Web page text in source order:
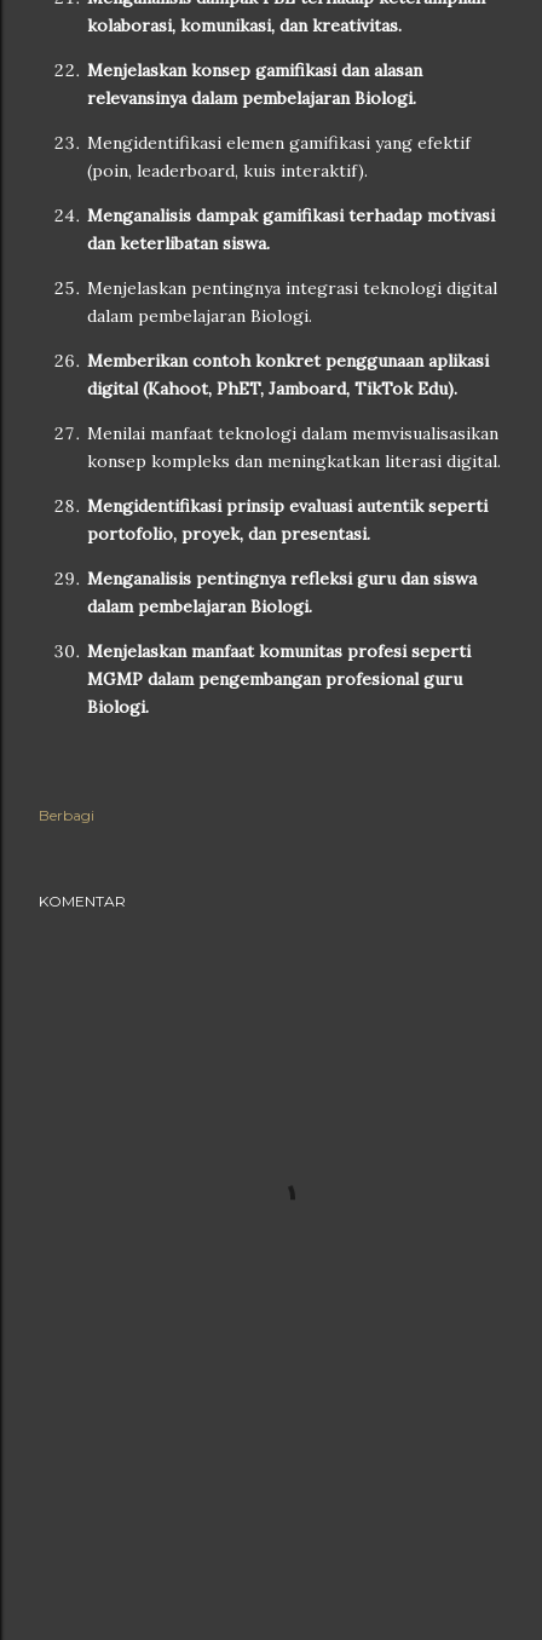
kolaborasi, komunikasi, dan kreativitas.
Menjelaskan konsep gamifikasi dan alasan
relevansinya dalam pembelajaran Biologi.
Mengidentifikasi elemen gamifikasi yang efektif
(poin, leaderboard, kuis interaktif).
Menganalisis dampak gamifikasi terhadap motivasi
dan keterlibatan siswa.
Menjelaskan pentingnya integrasi teknologi digital
dalam pembelajaran Biologi.
Memberikan contoh konkret penggunaan aplikasi
digital (Kahoot, PhET, Jamboard, TikTok Edu).
Menilai manfaat teknologi dalam memvisualisasikan
konsep kompleks dan meningkatkan literasi digital.
Mengidentifikasi prinsip evaluasi autentik seperti
portofolio, proyek, dan presentasi.
Menganalisis pentingnya refleksi guru dan siswa
dalam pembelajaran Biologi.
Menjelaskan manfaat komunitas profesi seperti
MGMP dalam pengembangan profesional guru
Biologi.
Berbagi
KOMENTAR